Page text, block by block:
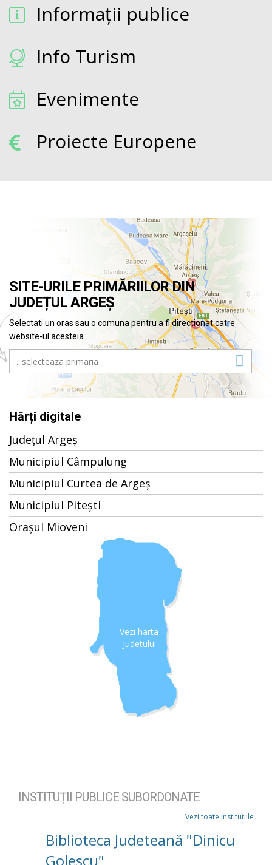
Informații publice
Info Turism
Evenimente
Proiecte Europene
SITE-URILE PRIMĂRIILOR DIN
JUDEȚUL ARGEȘ
Selectati un oras sau o comuna pentru a fi directionat catre
website-ul acesteia
Hărți digitale
Județul Argeș
Municipiul Câmpulung
Municipiul Curtea de Argeș
Municipiul Pitești
Orașul Mioveni
Vezi harta
Judetului
INSTITUȚII PUBLICE SUBORDONATE
Vezi toate institutiile
Biblioteca Judeteană "Dinicu
Golescu"